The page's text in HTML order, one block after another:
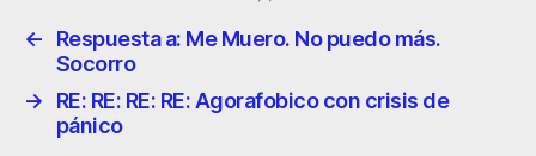
←
Respuesta a: Me Muero. No puedo más.
Socorro
→
RE: RE: RE: RE: Agorafobico con crisis de
pánico